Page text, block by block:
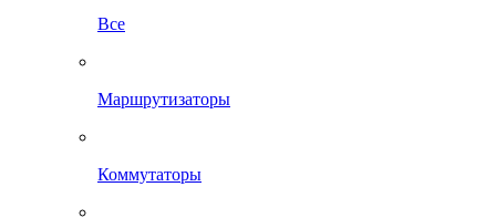
Все
Маршрутизаторы
Коммутаторы